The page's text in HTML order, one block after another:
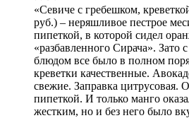
«Севиче с гребешком,
руб.) – неряшливое пестрое
пипеткой, в которой сидел
«разбавленного Сирача». Зато
блюдом все было в полном
креветки качественные.
свежие. Заправка цитрусовая.
пипеткой. И только манго
жестким, но и без него было